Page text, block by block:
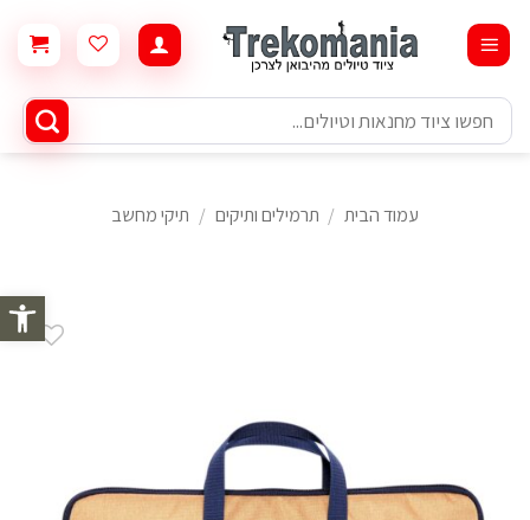
פתח
content
חיפוש
עבור:
עמוד הבית / תרמילים ותיקים / תיקי מחשב